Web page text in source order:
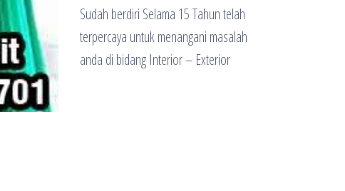
Sudah berdiri Selama 15 Tahun telah
terpercaya untuk menangani masalah
anda di bidang Interior – Exterior